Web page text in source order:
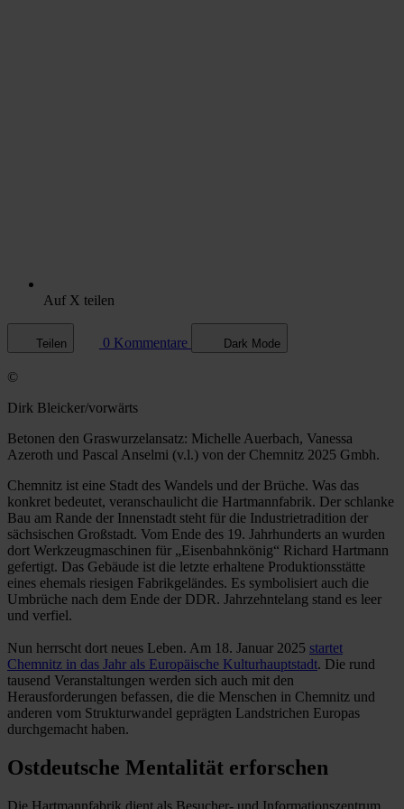
Auf X teilen
Teilen 0 Kommentare Dark Mode
©
Dirk Bleicker/vorwärts
Betonen den Graswurzelansatz: Michelle Auerbach, Vanessa
Azeroth und Pascal Anselmi (v.l.) von der Chemnitz 2025 Gmbh.
Chemnitz ist eine Stadt des Wandels und der Brüche. Was das
konkret bedeutet, veranschaulicht die Hartmannfabrik. Der schlanke
Bau am Rande der Innenstadt steht für die Industrietradition der
sächsischen Großstadt. Vom Ende des 19. Jahrhunderts an wurden
dort Werkzeugmaschinen für „Eisenbahnkönig“ Richard Hartmann
gefertigt. Das Gebäude ist die letzte erhaltene Produktionsstätte
eines ehemals riesigen Fabrikgeländes. Es symbolisiert auch die
Umbrüche nach dem Ende der DDR. Jahrzehntelang stand es leer
und verfiel.
Nun herrscht dort neues Leben. Am 18. Januar 2025 startet
Chemnitz in das Jahr als Europäische Kulturhauptstadt. Die rund
tausend Veranstaltungen werden sich auch mit den
Herausforderungen befassen, die die Menschen in Chemnitz und
anderen vom Strukturwandel geprägten Landstrichen Europas
durch­gemacht haben.
Ostdeutsche Mentalität erforschen
Die Hartmannfabrik dient als Besucher- und Informationszentrum.